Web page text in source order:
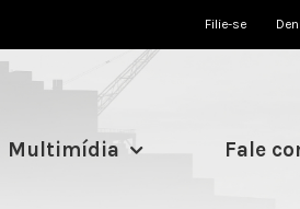
Filie-se
Multimídia Fale